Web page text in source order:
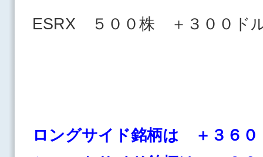
ESRX ５００株 ＋３００
ロングサイド銘柄は ＋３６０